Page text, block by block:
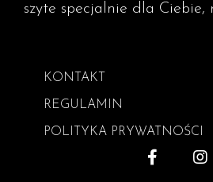
szyte specjalnie dla Ciebie,
KONTAKT
REGULAMIN
POLITYKA PRYWATNOŚCI